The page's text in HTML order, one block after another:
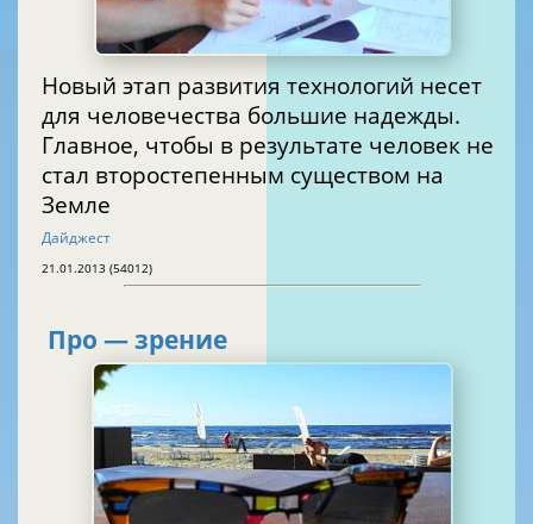
Новый этап развития технологий несет
для человечества большие надежды.
Главное, чтобы в результате человек не
стал второстепенным существом на
Земле
Дайджест
21.01.2013 (54012)
Про — зрение